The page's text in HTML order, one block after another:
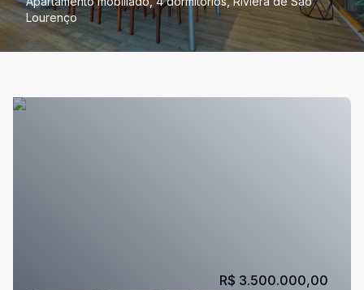
Lourenço
R$ 3.500.000,00